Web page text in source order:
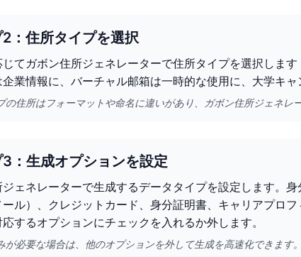
：住所タイプを選択
てガボン住所ジェネレーターで住所タイプを選択しま
業情報に、バーチャル邮箱は一時的な使用に、大学キ
の住所はフォーマットや命名に違いがあり、ガボン住所ジェネレ
：生成オプションを設定
ジェネレーターで生成するデータタイプを設定します。
ール）、クレジットカード、身分証明書、キャリアプロ
するオプションにチェックを入れるか外します。
が必要な場合は、他のオプションを外して生成を高速化できます。